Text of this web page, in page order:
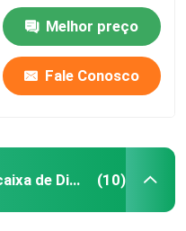
impressão e velocidade
rápida, e, claro,
escolha o Gerium.
Melhor preço
Fale Conosco
Máquina de impressão da caixa de Digitas (10)